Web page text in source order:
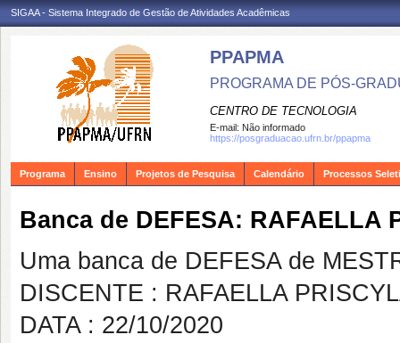
SIGAA - Sistema Integrado de Gestão de Atividades Acadêmicas
PPAPMA
PROGRAMA DE PÓS-
CENTRO DE TECNOLOGIA
E-mail: Não informado
https://posgraduacao.ufrn.br/ppapma
Programa Ensino Projetos de Pesquisa Calendário Processos
Banca de DEFESA: RAFAELLA
Uma banca de DEFESA de
DISCENTE : RAFAELLA
DATA : 22/10/2020